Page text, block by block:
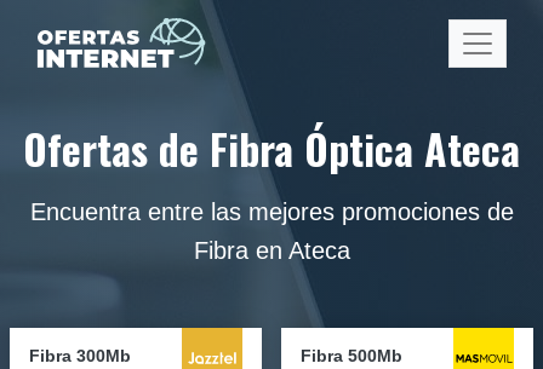
Ofertas de Fibra Óptica Ateca
Encuentra entre las mejores promociones de
Fibra en Ateca
Fibra 300Mb Fibra 500Mb